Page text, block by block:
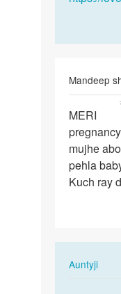
Mandeep
MERI
pregnancy
karib
15
week…
MERI
mujhe
pehla
Kuch ray
AuntyjiIn